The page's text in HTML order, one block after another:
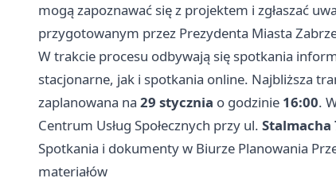
mogą zapoznawać się z projektem i zgłaszać
przygotowanym przez Prezydenta Miasta
W trakcie procesu odbywają się spotkania
stacjonarne, jak i spotkania online. Najbliższa
zaplanowana na 29 stycznia o godzinie 16:00.
Centrum Usług Społecznych przy ul. Stalmacha
Spotkania i dokumenty w Biurze Planowania
materiałów